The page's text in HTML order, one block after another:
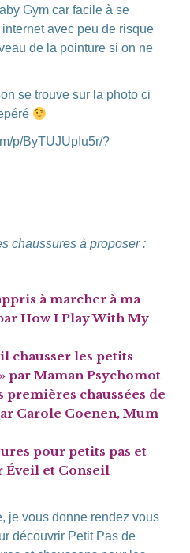
Gym car facile à se
avec peu de risque
de la pointure si on ne
se trouve sur la photo ci
p/ByTUJUpIu5r/?
chaussures à proposer :
à marcher à ma
How I Play With My
chausser les petits
par Maman Psychomot
premières chaussées de
Carole Coenen, Mum
pour petits pas et
Éveil et Conseil
je vous donne rendez vous
découvrir Petit Pas de